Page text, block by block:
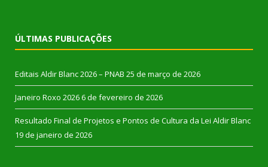
ÚLTIMAS PUBLICAÇÕES
Editais Aldir Blanc 2026 – PNAB 25 de março de 2026
Janeiro Roxo 2026 6 de fevereiro de 2026
Resultado Final de Projetos e Pontos de Cultura da Lei Aldir Blanc
19 de janeiro de 2026